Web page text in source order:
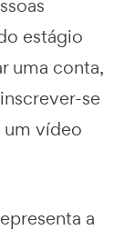
estágio
uma conta,
se
um vídeo
a